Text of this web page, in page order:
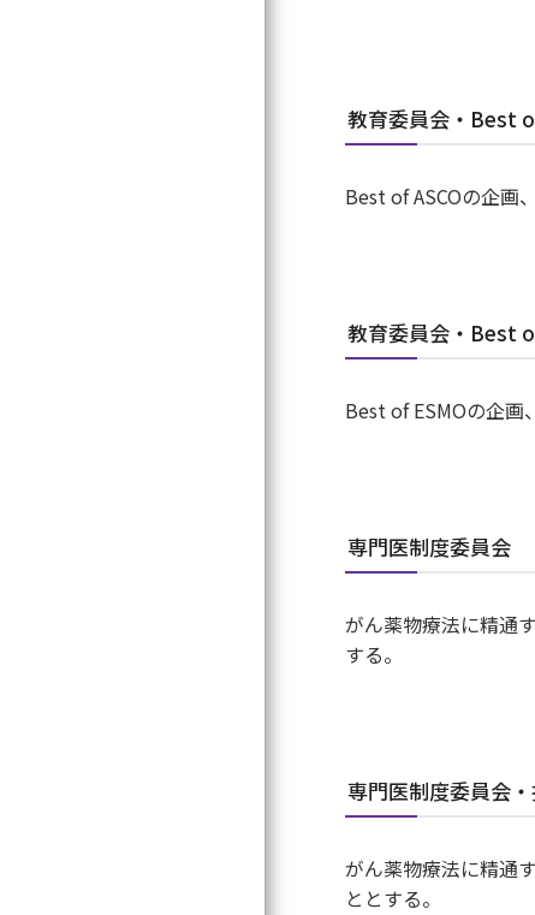
探したいワードを
教育委員会・Best
Best of ASCOの企画
教育委員会・Best
Best of ESMOの企画
専門医制度委員会
がん薬物療法に精通
する。
専門医制度委員会
がん薬物療法に精通
ととする。